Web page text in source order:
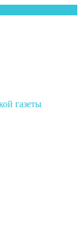
газеты